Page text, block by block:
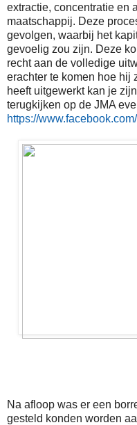
extractie, concentratie en
maatschappij. Deze
gevolgen, waarbij het
gevoelig zou zijn. Deze
recht aan de volledige
erachter te komen hoe hij
heeft uitgewerkt kan je
terugkijken op de JMA
https://
Na afloop was er een
gesteld konden worden